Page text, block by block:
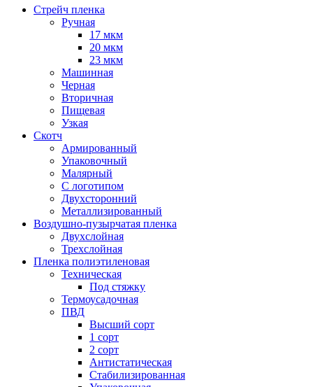
Стрейч пленка
Ручная
17 мкм
20 мкм
23 мкм
Машинная
Черная
Вторичная
Пищевая
Узкая
Скотч
Армированный
Упаковочный
Малярный
С логотипом
Двухсторонний
Металлизированный
Воздушно-пузырчатая пленка
Двухслойная
Трехслойная
Пленка полиэтиленовая
Техническая
Под стяжку
Термоусадочная
ПВД
Высший сорт
1 сорт
2 сорт
Антистатическая
Стабилизированная